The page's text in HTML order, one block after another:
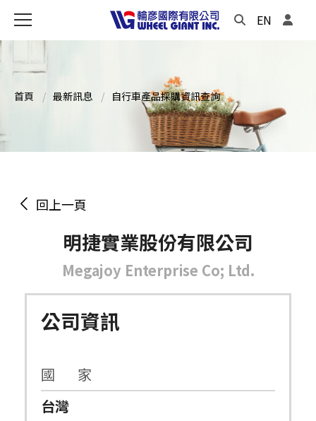
EN
首頁 最新訊息 自行車產品採購資訊查詢
回上一頁
明捷實業股份有限公司
Megajoy Enterprise Co; Ltd.
公司資訊
國 家
台灣